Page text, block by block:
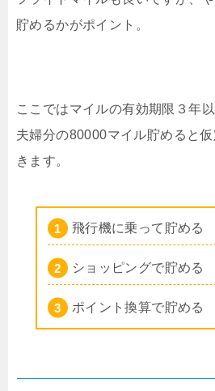
貯めるかがポイント。
ここではマイルの有効期限３年
夫婦分の80000マイル貯めると
きます。
飛行機に乗って貯める
ショッピングで貯める
ポイント換算で貯める